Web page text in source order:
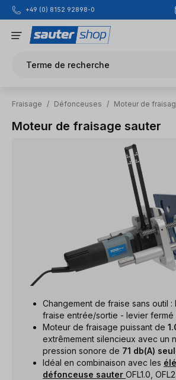
Passer au contenu principal
+49 (0) 8152 92898-0
Terme de recherche
Fraisage / Défonceuses / Moteur de
Moteur de fraisage sauter
Changement de fraise sans outil
fraise entrée/sortie - levier fermé
Moteur de fraisage puissant de
extrêmement silencieux avec un
pression sonore de 71 db(A)
Idéal en combinaison avec les
défonceuse sauter OFL1.0,